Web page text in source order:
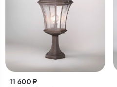
11 600 ₽